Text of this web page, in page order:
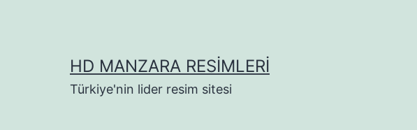
HD MANZARA RESIMLERI
Türkiye'nin lider resim sitesi